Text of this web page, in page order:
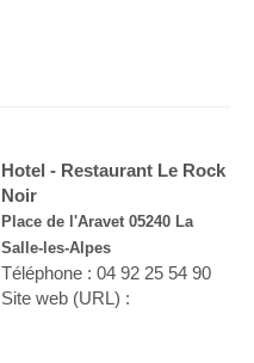
Hotel - Restaurant Le Rock
Noir
Place de l'Aravet 05240 La
Salle-les-Alpes
Téléphone : 04 92 25 54 90
Site web (URL) :